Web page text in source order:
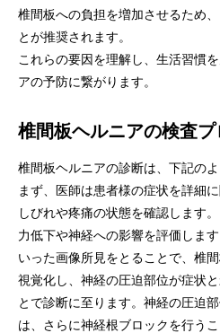
椎間板への負担を増加させるため
とが推奨されます。
これらの要因を理解し、生活習慣
アの予防に繋がります。
椎間板ヘルニアの検査プ
椎間板ヘルニアの診断は、下記のよ
まず、医師は患者様の症状を詳細
しびれや疼痛の状態を確認します
力低下や神経への影響を評価しま
いった画像所見をとることで、椎
視覚化し、神経の圧迫部位が症状
とで診断に至ります。神経の圧迫
は、さらに神経根ブロックを行う